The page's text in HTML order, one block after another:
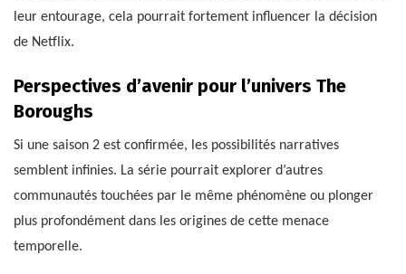
leur entourage, cela pourrait fortement influencer la décision
de Netflix.
Perspectives d’avenir pour l’univers The
Boroughs
Si une saison 2 est confirmée, les possibilités narratives
semblent infinies. La série pourrait explorer d’autres
communautés touchées par le même phénomène ou plonger
plus profondément dans les origines de cette menace
temporelle.